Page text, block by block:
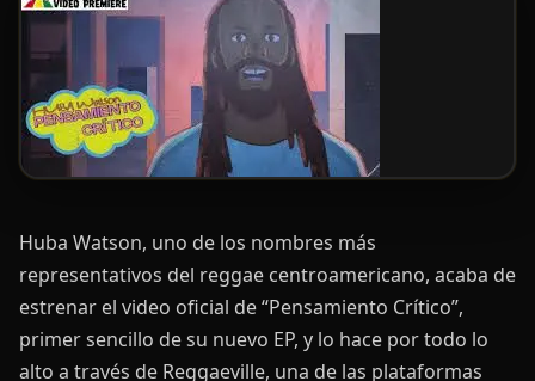
Huba Watson, uno de los nombres más
representativos del reggae centroamericano, acaba de
estrenar el video oficial de “Pensamiento Crítico”,
primer sencillo de su nuevo EP, y lo hace por todo lo
alto a través de Reggaeville, una de las plataformas